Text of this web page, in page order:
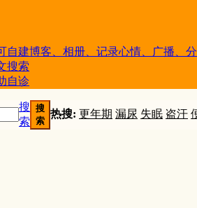
自建博客、相册、记录心情、广播、
搜索
自诊
搜
索
搜
索
热搜: 更年期 漏尿 失眠 盗汗